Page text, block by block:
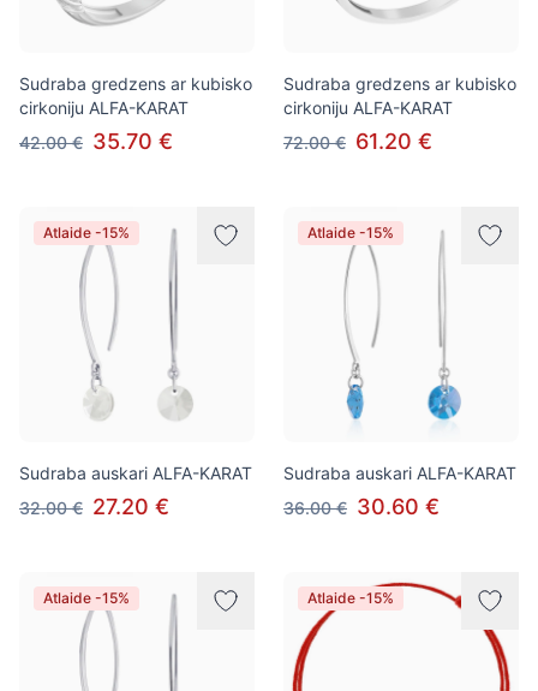
Sudraba gredzens ar kubisko
cirkoniju ALFA-KARAT
42.00 € 35.70 €
Sudraba gredzens ar kubisko
cirkoniju ALFA-KARAT
72.00 € 61.20 €
Atlaide -15%
Sudraba auskari ALFA-KARAT
32.00 € 27.20 €
Atlaide -15%
Sudraba auskari ALFA-KARAT
36.00 € 30.60 €
Atlaide -15% Atlaide -15%